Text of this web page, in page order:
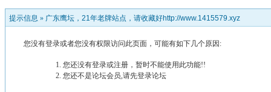
提示信息 » 广东鹰坛，21年老牌站点，请收藏好http://www.1415579.xyz
您没有登录或者您没有权限访问此页面，可能有如下几个原因:
您还没有登录或注册，暂时不能使用此功能!!
您还不是论坛会员,请先登录论坛